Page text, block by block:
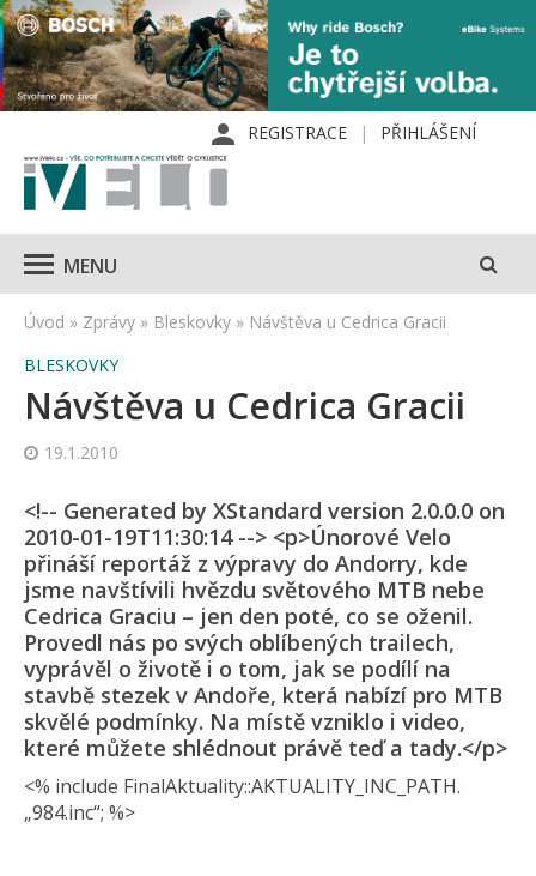
REGISTRACE PŘIHLÁŠENÍ
MENU
Úvod » Zprávy » Bleskovky » Návštěva u Cedrica Gracii
BLESKOVKY
Návštěva u Cedrica Gracii
19.1.2010
<!-- Generated by XStandard version 2.0.0.0 on
2010-01-19T11:30:14 --> <p>Únorové Velo
přináší reportáž z výpravy do Andorry, kde
jsme navštívili hvězdu světového MTB nebe
Cedrica Graciu – jen den poté, co se oženil.
Provedl nás po svých oblíbených trailech,
vyprávěl o životě i o tom, jak se podílí na
stavbě stezek v Andoře, která nabízí pro MTB
skvělé podmínky. Na místě vzniklo i video,
které můžete shlédnout právě teď a tady.</p>
<% include FinalAktuality::AK­TUALITY_INC_PAT­H.
„984.inc“; %>